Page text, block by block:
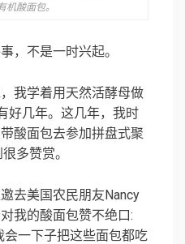
机酸面包。
，不是一时兴起。
我学着用天然活酵母做
好几年。这几年，我时
酸面包去参加拼盘式聚
多赞赏。
去美国农民朋友Nancy
我的酸面包赞不绝口:
会一下子把这些面包都吃